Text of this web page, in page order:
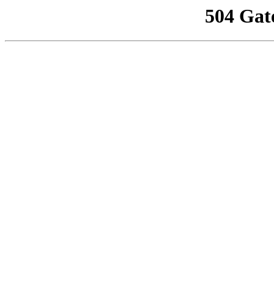
504